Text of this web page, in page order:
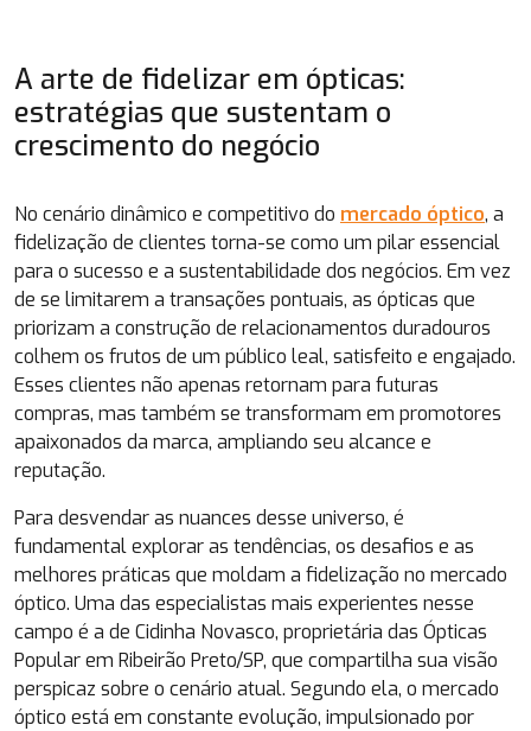
A arte de fidelizar em ópticas:
estratégias que sustentam o
crescimento do negócio
No cenário dinâmico e competitivo do mercado óptico, a
fidelização de clientes torna-se como um pilar essencial
para o sucesso e a sustentabilidade dos negócios. Em vez
de se limitarem a transações pontuais, as ópticas que
priorizam a construção de relacionamentos duradouros
colhem os frutos de um público leal, satisfeito e engajado.
Esses clientes não apenas retornam para futuras
compras, mas também se transformam em promotores
apaixonados da marca, ampliando seu alcance e
reputação.
Para desvendar as nuances desse universo, é
fundamental explorar as tendências, os desafios e as
melhores práticas que moldam a fidelização no mercado
óptico. Uma das especialistas mais experientes nesse
campo é a de Cidinha Novasco, proprietária das Ópticas
Popular em Ribeirão Preto/SP, que compartilha sua visão
perspicaz sobre o cenário atual. Segundo ela, o mercado
óptico está em constante evolução, impulsionado por